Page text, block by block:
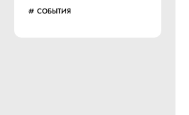
СОБЫТИЯ